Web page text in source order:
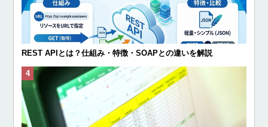
REST APIとは？仕組み・特徴・SOAPとの違いを解説